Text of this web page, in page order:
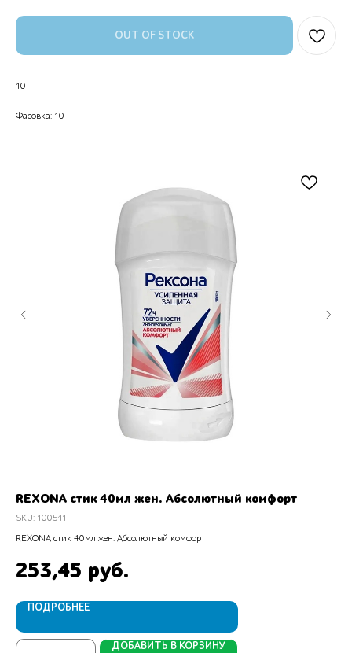
OUT OF STOCK
10
Фасовка: 10
REXONA стик 40мл жен. Абсолютный комфорт
SKU: 100541
REXONA стик 40мл жен. Абсолютный комфорт
253,45 руб.
ПОДРОБНЕЕ
ДОБАВИТЬ В КОРЗИНУ